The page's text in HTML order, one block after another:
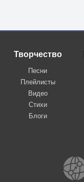
Творчество
Песни
Плейлисты
Видео
Стихи
Блоги